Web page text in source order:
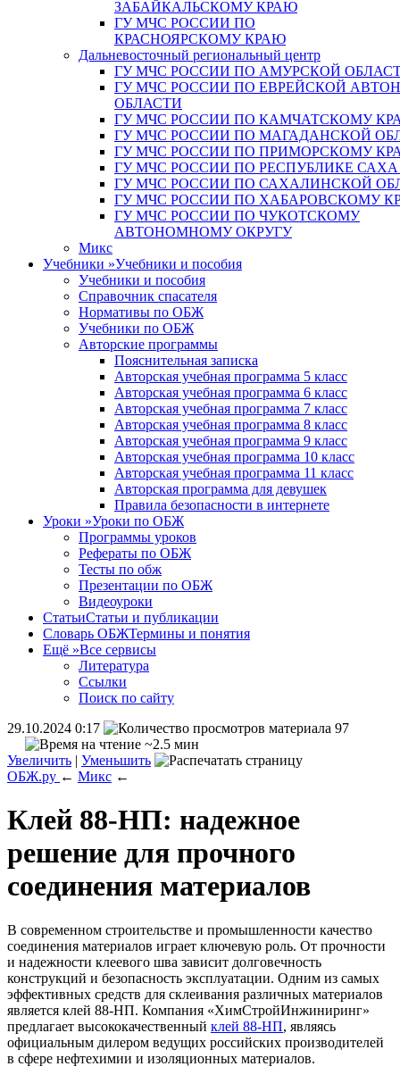
ЗАБАЙКАЛЬСКОМУ КРАЮ
ГУ МЧС РОССИИ ПО
КРАСНОЯРСКОМУ КРАЮ
Дальневосточный региональный центр
ГУ МЧС РОССИИ ПО АМУРСКОЙ
ГУ МЧС РОССИИ ПО ЕВРЕЙСКОЙ
ОБЛАСТИ
ГУ МЧС РОССИИ ПО КАМЧАТСКОМУ
ГУ МЧС РОССИИ ПО МАГАДАНСКОЙ
ГУ МЧС РОССИИ ПО ПРИМОРСКОМУ
ГУ МЧС РОССИИ ПО РЕСПУБЛИКЕ
ГУ МЧС РОССИИ ПО САХАЛИНСКОЙ
ГУ МЧС РОССИИ ПО ХАБАРОВСКОМУ
ГУ МЧС РОССИИ ПО ЧУКОТСКОМУ
АВТОНОМНОМУ ОКРУГУ
Микс
Учебники »Учебники и пособия
Учебники и пособия
Справочник спасателя
Нормативы по ОБЖ
Учебники по ОБЖ
Авторские программы
Пояснительная записка
Авторская учебная программа 5 класс
Авторская учебная программа 6 класс
Авторская учебная программа 7 класс
Авторская учебная программа 8 класс
Авторская учебная программа 9 класс
Авторская учебная программа 10 класс
Авторская учебная программа 11 класс
Авторская программа для девушек
Правила безопасности в интернете
Уроки »Уроки по ОБЖ
Программы уроков
Рефераты по ОБЖ
Тесты по обж
Презентации по ОБЖ
Видеоуроки
СтатьиСтатьи и публикации
Словарь ОБЖТермины и понятия
Ещё »Все сервисы
Литература
Ссылки
Поиск по сайту
29.10.2024 0:17
97
~2.5 мин
Увеличить | Уменьшить
ОБЖ.ру ← Микс ←
Клей 88-НП: надежное
решение для прочного
соединения материалов
В современном строительстве и промышленности качество
соединения материалов играет ключевую роль. От прочности
и надежности клеевого шва зависит долговечность
конструкций и безопасность эксплуатации. Одним из самых
эффективных средств для склеивания различных материалов
является клей 88-НП. Компания «ХимСтройИнжиниринг»
предлагает высококачественный клей 88-НП, являясь
официальным дилером ведущих российских производителей
в сфере нефтехимии и изоляционных материалов.